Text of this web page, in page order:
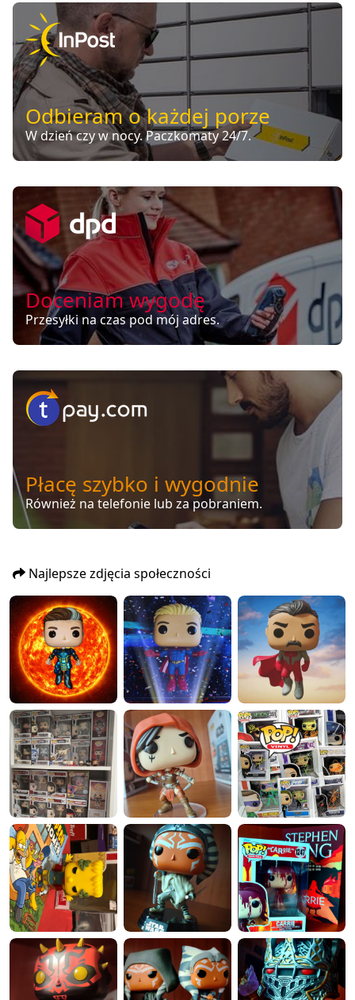
Odbieram o każdej porze
W dzień czy w nocy. Paczkomaty 24/7.
Doceniam wygodę
Przesyłki na czas pod mój adres.
Płacę szybko i wygodnie
Również na telefonie lub za pobraniem.
Najlepsze zdjęcia społeczności